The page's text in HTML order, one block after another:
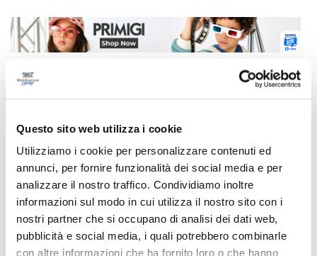
Questo sito web utilizza i cookie
Utilizziamo i cookie per personalizzare contenuti ed
annunci, per fornire funzionalità dei social media e per
analizzare il nostro traffico. Condividiamo inoltre
informazioni sul modo in cui utilizza il nostro sito con i
nostri partner che si occupano di analisi dei dati web,
pubblicità e social media, i quali potrebbero combinarle
con altre informazioni che ha fornito loro o che hanno
Correlati